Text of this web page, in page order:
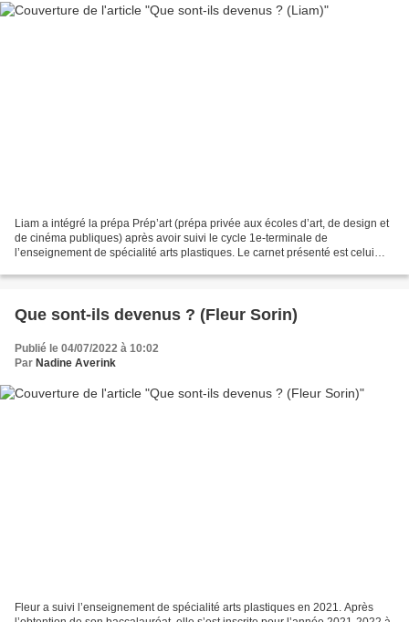
Liam a intégré la prépa Prép’art (prépa privée aux écoles d’art, de design et
de cinéma publiques) après avoir suivi le cycle 1e-terminale de
l’enseignement de spécialité arts plastiques. Le carnet présenté est celui
Que sont-ils devenus ? (Fleur Sorin)
Publié le 04/07/2022 à 10:02
Par Nadine Averink
Fleur a suivi l’enseignement de spécialité arts plastiques en 2021. Après